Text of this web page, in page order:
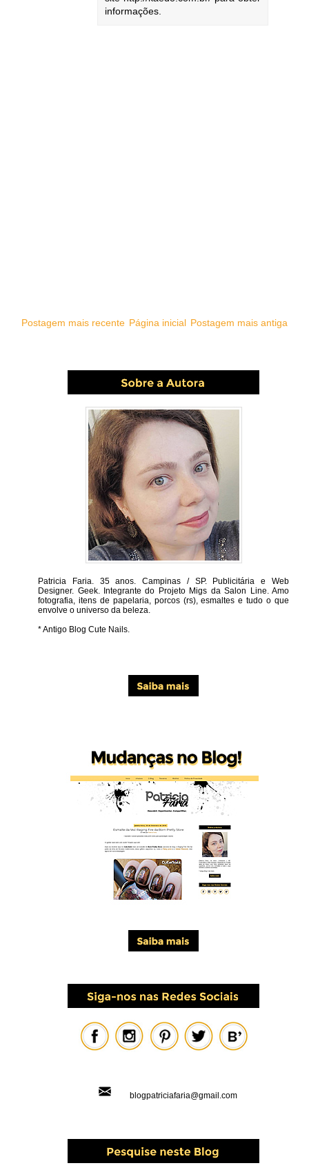
informações.
Postagem mais recente Postagem mais antiga
Página inicial
Patricia Faria. 35 anos. Campinas / SP. Publicitária e Web
Designer. Geek. Integrante do Projeto Migs da Salon Line. Amo
fotografia, itens de papelaria, porcos (rs), esmaltes e tudo o que
envolve o universo da beleza.
* Antigo Blog Cute Nails.
blogpatriciafaria@gmail.com